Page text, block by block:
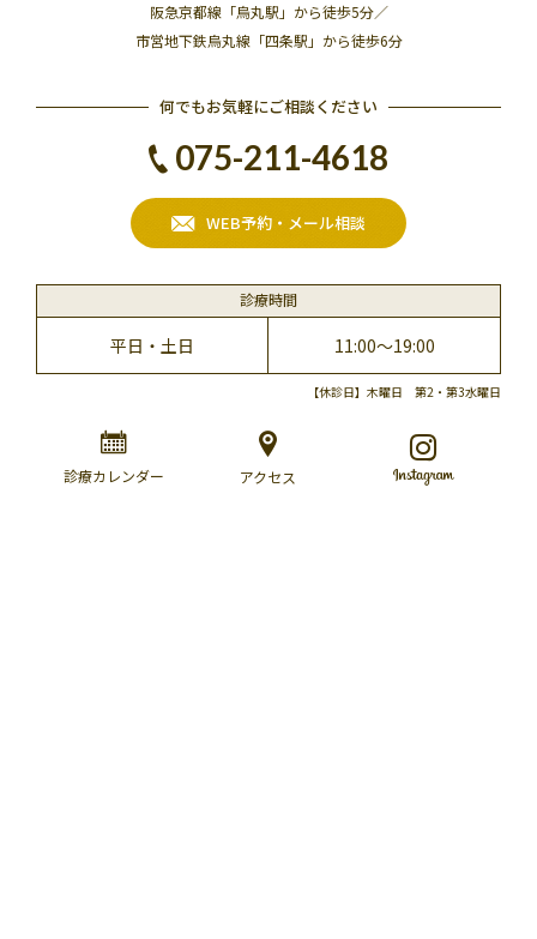
阪急京都線「烏丸駅」から徒歩5分／
市営地下鉄烏丸線「四条駅」から徒歩6分
何でもお気軽にご相談ください
075-211-4618
WEB予約・メール相談
診療時間
平日・土日 11:00～19:00
【休診日】木曜日 第2・第3水曜日
診療カレンダー アクセス